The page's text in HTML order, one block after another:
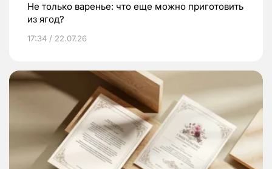
Не только варенье: что еще можно приготовить
из ягод?
17:34 / 22.07.26